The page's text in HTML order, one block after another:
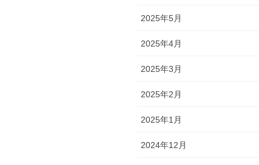
2025年5月
2025年4月
2025年3月
2025年2月
2025年1月
2024年12月